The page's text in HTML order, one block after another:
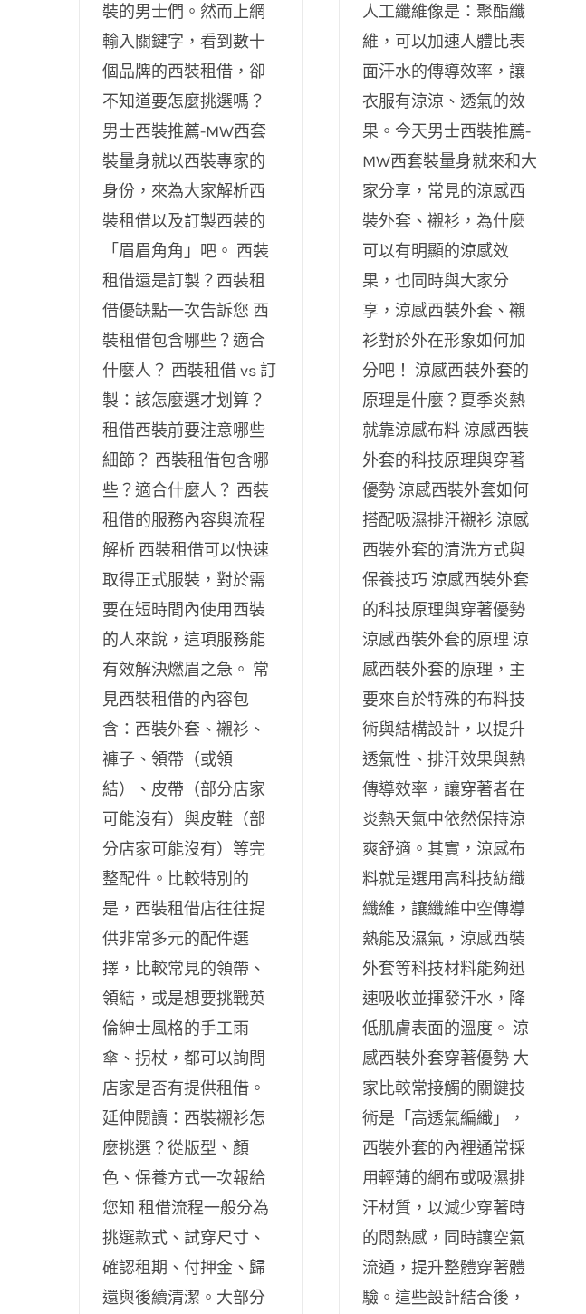
裝的男士們。然而上網
輸入關鍵字，看到數十
個品牌的西裝租借，卻
不知道要怎麼挑選嗎？
男士西裝推薦-MW西套
裝量身就以西裝專家的
身份，來為大家解析西
裝租借以及訂製西裝的
「眉眉角角」吧。 西裝
租借還是訂製？西裝租
借優缺點一次告訴您 西
裝租借包含哪些？適合
什麼人？ 西裝租借 vs 訂
製：該怎麼選才划算？
租借西裝前要注意哪些
細節？ 西裝租借包含哪
些？適合什麼人？ 西裝
租借的服務內容與流程
解析 西裝租借可以快速
取得正式服裝，對於需
要在短時間內使用西裝
的人來說，這項服務能
有效解決燃眉之急。 常
見西裝租借的內容包
含：西裝外套、襯衫、
褲子、領帶（或領
結）、皮帶（部分店家
可能沒有）與皮鞋（部
分店家可能沒有）等完
整配件。比較特別的
是，西裝租借店往往提
供非常多元的配件選
擇，比較常見的領帶、
領結，或是想要挑戰英
倫紳士風格的手工雨
傘、拐杖，都可以詢問
店家是否有提供租借。
延伸閱讀：西裝襯衫怎
麼挑選？從版型、顏
色、保養方式一次報給
您知 租借流程一般分為
挑選款式、試穿尺寸、
確認租期、付押金、歸
還與後續清潔。大部分
人工纖維像是：聚酯纖
維，可以加速人體比表
面汗水的傳導效率，讓
衣服有涼涼、透氣的效
果。今天男士西裝推薦-
MW西套裝量身就來和大
家分享，常見的涼感西
裝外套、襯衫，為什麼
可以有明顯的涼感效
果，也同時與大家分
享，涼感西裝外套、襯
衫對於外在形象如何加
分吧！ 涼感西裝外套的
原理是什麼？夏季炎熱
就靠涼感布料 涼感西裝
外套的科技原理與穿著
優勢 涼感西裝外套如何
搭配吸濕排汗襯衫 涼感
西裝外套的清洗方式與
保養技巧 涼感西裝外套
的科技原理與穿著優勢
涼感西裝外套的原理 涼
感西裝外套的原理，主
要來自於特殊的布料技
術與結構設計，以提升
透氣性、排汗效果與熱
傳導效率，讓穿著者在
炎熱天氣中依然保持涼
爽舒適。其實，涼感布
料就是選用高科技紡織
纖維，讓纖維中空傳導
熱能及濕氣，涼感西裝
外套等科技材料能夠迅
速吸收並揮發汗水，降
低肌膚表面的溫度。 涼
感西裝外套穿著優勢 大
家比較常接觸的關鍵技
術是「高透氣編織」，
西裝外套的內裡通常採
用輕薄的網布或吸濕排
汗材質，以減少穿著時
的悶熱感，同時讓空氣
流通，提升整體穿著體
驗。這些設計結合後，